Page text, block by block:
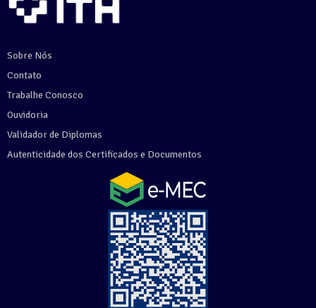
Sobre Nós
Contato
Trabalhe Conosco
Ouvidoria
Validador de Diplomas
Autenticidade dos Certificados e Documentos